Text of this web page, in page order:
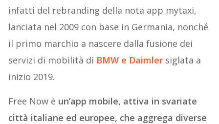
infatti del rebranding della nota app mytaxi,
lanciata nel 2009 con base in Germania, nonché
il primo marchio a nascere dalla fusione dei
servizi di mobilità di BMW e Daimler siglata a
inizio 2019.
Free Now è un’app mobile, attiva in svariate
città italiane ed europee, che aggrega diverse